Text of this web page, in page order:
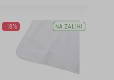
-19% NA ZALIHI